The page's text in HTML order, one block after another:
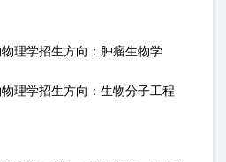
学招生方向：肿瘤生物学
学招生方向：生物分子工程